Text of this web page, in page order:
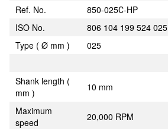
Ref. No.
850-025С-HP
ISO No.
806 104 199 524 025
Type ( Ø mm )
025
Shank length (
mm )
10 mm
Maximum
speed
20,000 RPM